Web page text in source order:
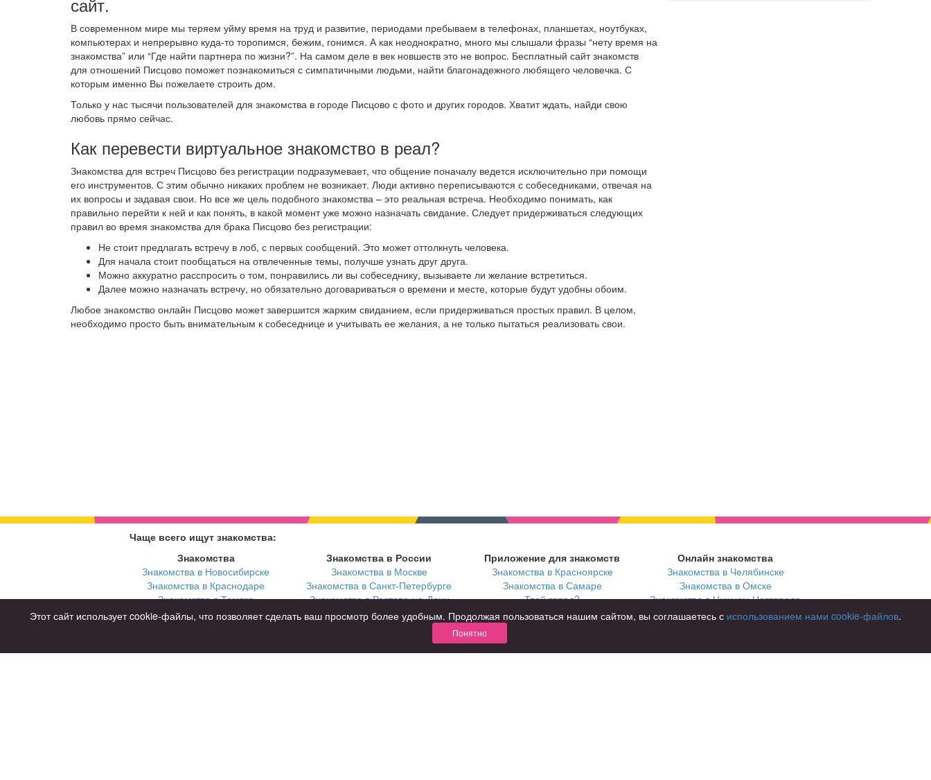
В современном мире мы теряем уйму время на труд и развитие, периодами пребываем в телефонах, планшетах, ноутбуках,
компьютерах и непрерывно куда-то торопимся, бежим, гонимся. А как неоднократно, много мы слышали фразы “нету время на
знакомства” или “Где найти партнера по жизни?”. На самом деле в век новшеств это не вопрос. Бесплатный сайт знакомств
для отношений Писцово поможет познакомиться с симпатичными людьми, найти благонадежного любящего человечка. С
которым именно Вы пожелаете строить дом.
Только у нас тысячи пользователей для знакомства в городе Писцово с фото и других городов. Хватит ждать, найди свою
любовь прямо сейчас.
Как перевести виртуальное знакомство в реал?
Знакомства для встреч Писцово без регистрации подразумевает, что общение поначалу ведется исключительно при помощи
его инструментов. С этим обычно никаких проблем не возникает. Люди активно переписываются с собеседниками, отвечая на
их вопросы и задавая свои. Но все же цель подобного знакомства – это реальная встреча. Необходимо понимать, как
правильно перейти к ней и как понять, в какой момент уже можно назначать свидание. Следует придерживаться следующих
правил во время знакомства для брака Писцово без регистрации:
Не стоит предлагать встречу в лоб, с первых сообщений. Это может оттолкнуть человека.
Для начала стоит пообщаться на отвлеченные темы, получше узнать друг друга.
Можно аккуратно расспросить о том, понравились ли вы собеседнику, вызываете ли желание встретиться.
Далее можно назначать встречу, но обязательно договариваться о времени и месте, которые будут удобны обоим.
Любое знакомство онлайн Писцово может завершится жарким свиданием, если придерживаться простых правил. В целом,
необходимо просто быть внимательным к собеседнице и учитывать ее желания, а не только пытаться реализовать свои.
Чаще всего ищут знакомства:
Знакомства
Знакомства в Новосибирске
Знакомства в Краснодаре
Знакомства в Томске
Знакомства в Екатеринбурге
Знакомства в России
Знакомства в Москве
Знакомства в Санкт-Петербурге
Знакомства в Ростове-на-Дону
Приложение для знакомств
Знакомства в Красноярске
Знакомства в Самаре
Твой город?
Онлайн знакомства
Знакомства в Челябинске
Знакомства в Омске
Знакомства в Нижнем Новгороде
Этот сайт использует cookie-файлы, что позволяет сделать ваш просмотр более удобным. Продолжая пользоваться нашим сайтом, вы соглашаетесь с использованием нами cookie-файлов.
Понятно